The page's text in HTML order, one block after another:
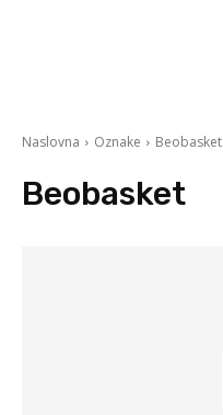
Naslovna Oznake Beobasket
Beobasket